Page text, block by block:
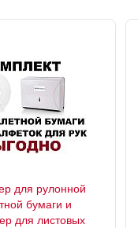
для рулонной
бумаги и
для листовых